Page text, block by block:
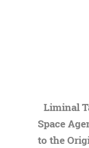
Liminal
Space
to the